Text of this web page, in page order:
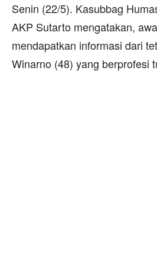
Senin (22/5). Kasubbag
AKP Sutarto mengatakan,
mendapatkan informasi dari
Winarno (48) yang berprofesi